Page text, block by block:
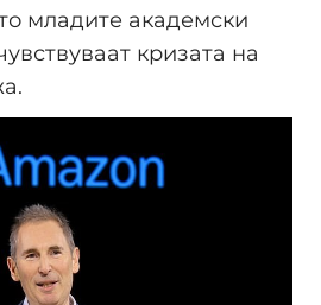
младите академски
кризата на